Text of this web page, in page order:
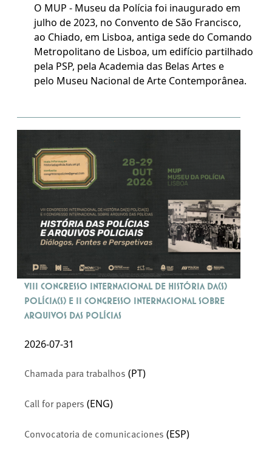
O MUP - Museu da Polícia foi inaugurado em
julho de 2023, no Convento de São Francisco,
ao Chiado, em Lisboa, antiga sede do Comando
Metropolitano de Lisboa, um edifício partilhado
pela PSP, pela Academia das Belas Artes e
pelo Museu Nacional de Arte Contemporânea.
VIII Congresso Internacional de História da(s)
Polícia(s) e II Congresso Internacional sobre
Arquivos das Polícias
2026-07-31
Chamada para trabalhos (PT)
Call for papers (ENG)
Convocatoria de comunicaciones (ESP)